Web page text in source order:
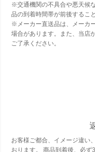
※交通機関の不具合や悪天候
品の到着時間帯が前後するこ
※メーカー直送品は、メーカ
場合があります。また、当店
ご了承ください。
お客様ご都合、イメージ違い
おります。 商品到着後、必ず